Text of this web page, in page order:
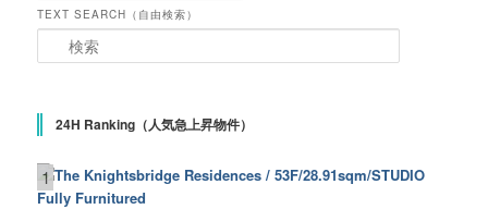
TEXT SEARCH（自由検索）
24H Ranking（人気急上昇物件）
1